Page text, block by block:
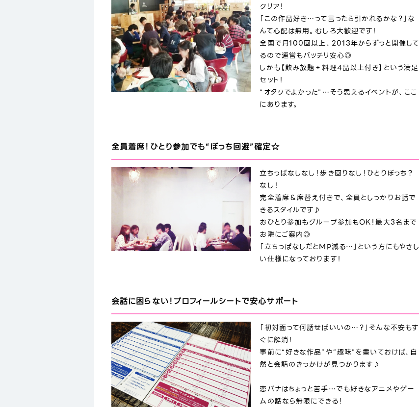
クリア！
「この作品好き…って言ったら引かれるかな？」な
んて心配は無用。むしろ大歓迎です！
全国で月100回以上、2013年からずっと開催して
るので運営もバッチリ安心◎
しかも【飲み放題＋料理4品以上付き】という満足
セット！
“オタクでよかった”…そう思えるイベントが、ここ
にあります。
全員着席！ひとり参加でも“ぼっち回避”確定☆
立ちっぱなしなし！歩き回りなし！ひとりぼっち？
なし！
完全着席＆席替え付きで、全員としっかりお話で
きるスタイルです♪
おひとり参加もグループ参加もOK！最大3名まで
お隣にご案内◎
「立ちっぱなしだとMP減る…」という方にもやさし
い仕様になっております！
会話に困らない！プロフィールシートで安心サポート
「初対面って何話せばいいの…？」そんな不安もす
ぐに解消！
事前に“好きな作品”や“趣味”を書いておけば、自
然と会話のきっかけが見つかります♪
恋バナはちょっと苦手…でも好きなアニメやゲー
ムの話なら無限にできる！